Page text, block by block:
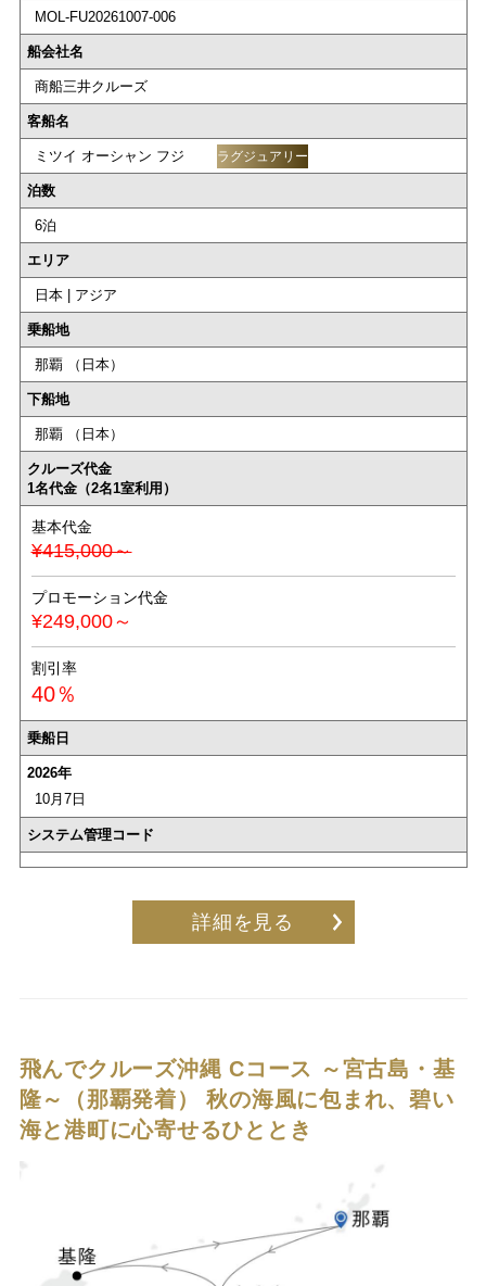
MOL-FU20261007-006
船会社名
商船三井クルーズ
客船名
ミツイ オーシャン フジ ラグジュアリー
泊数
6泊
エリア
日本 | アジア
乗船地
那覇 （日本）
下船地
那覇 （日本）
クルーズ代金
1名代金（2名1室利用）
基本代金
¥415,000～
プロモーション代金
¥249,000～
割引率
40％
乗船日
2026年
10月7日
システム管理コード
詳細を見る
飛んでクルーズ沖縄 Cコース ～宮古島・基
隆～（那覇発着）秋の海風に包まれ、碧い
海と港町に心寄せるひととき